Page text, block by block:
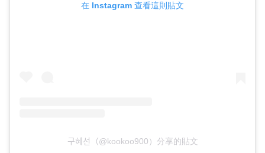
在 Instagram 查看這則貼文
구혜선（@kookoo900）分享的貼文